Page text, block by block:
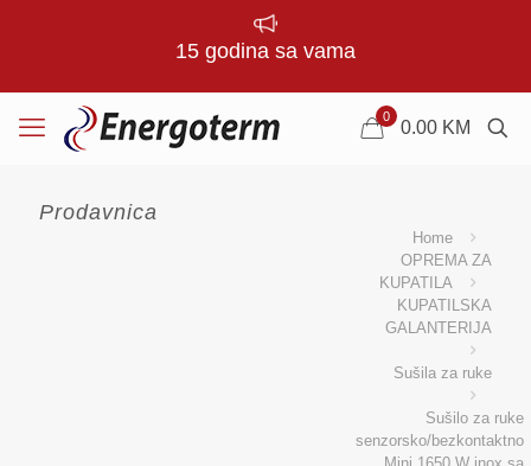
15 godina sa vama
0
0.00 KM
Prodavnica
Home
OPREMA ZA
KUPATILA
KUPATILSKA
GALANTERIJA
Sušila za ruke
Sušilo za ruke
senzorsko/bezkontaktno